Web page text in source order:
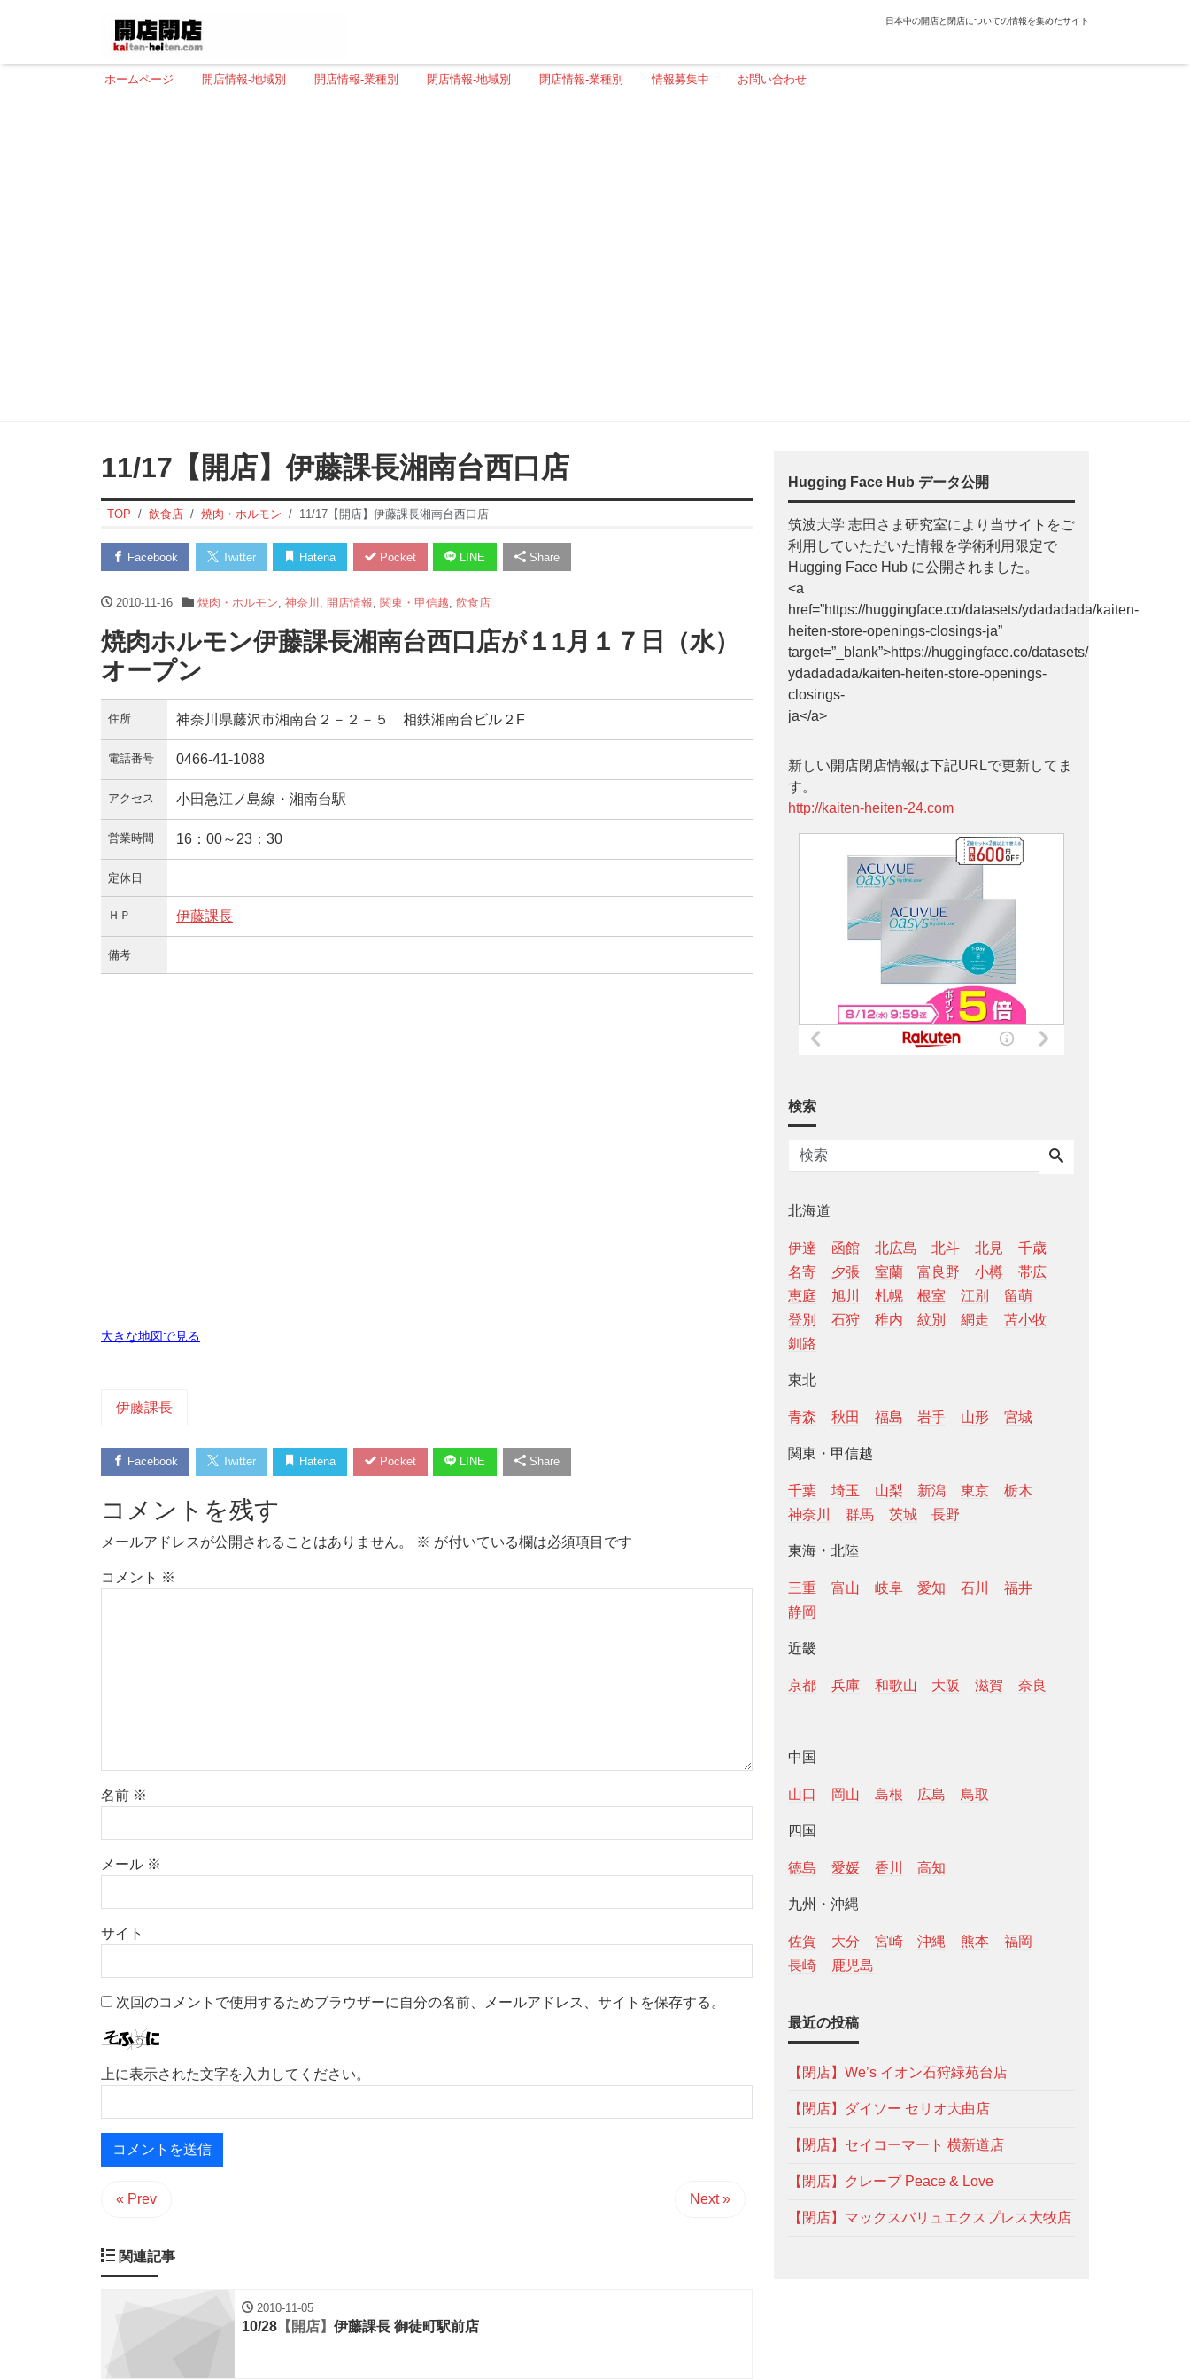
日本中の開店と閉店についての情報を集めたサイト
ホームページ 開店情報-地域別 開店情報-業種別 閉店情報-地域別 閉店情報-業種別 情報募集中 お問い合わせ
11/17【開店】伊藤課長湘南台西口店
TOP 飲食店 焼肉・ホルモン 11/17【開店】伊藤課長湘南台西口店
Facebook Twitter Hatena Pocket LINE Share
2010-11-16 焼肉・ホルモン 神奈川 開店情報 関東・甲信越 飲食店
焼肉ホルモン伊藤課長湘南台西口店が１1月１７日（水）
オープン
住所 神奈川県藤沢市湘南台２－２－５ 相鉄湘南台ビル２F
電話番号 0466-41-1088
アクセス 小田急江ノ島線・湘南台駅
営業時間 16：00～23：30
定休日
ＨＰ 伊藤課長
備考
大きな地図で見る
伊藤課長
Facebook Twitter Hatena Pocket LINE Share
コメントを残す
メールアドレスが公開されることはありません。 ※ が付いている欄は必須項目です
コメント ※
名前 ※
メール ※
サイト
次回のコメントで使用するためブラウザーに自分の名前、メールアドレス、サイトを保存する。
上に表示された文字を入力してください。
« Prev Next »
関連記事
2010-11-05
10/28 【開店】 伊藤課長 御徒町駅前店
Hugging Face Hub データ公開
筑波大学 志田さま研究室により当サイトをご
利用していただいた情報を学術利用限定で
Hugging Face Hub に公開されました。
<a
href=”https://huggingface.co/datasets/ydadadada/kaiten-
heiten-store-openings-closings-ja”
target=”_blank”>https://huggingface.co/datasets/
ydadadada/kaiten-heiten-store-openings-
closings-
ja</a>
新しい開店閉店情報は下記URLで更新してま
す。
http://kaiten-heiten-24.com
検索
北海道
伊達 函館 北広島 北斗 北見
千歳
名寄
夕張 室蘭 富良野 小樽
帯広
恵庭
旭川 札幌 根室 江別
留萌
登別
石狩 稚内 紋別 網走
苫小牧
釧路
東北
青森 秋田 福島 岩手 山形 宮城
関東・甲信越
千葉 埼玉 山梨 新潟 東京
栃木
神奈川
群馬 茨城 長野
東海・北陸
三重 富山 岐阜 愛知 石川
福井
静岡
近畿
京都 兵庫 和歌山 大阪 滋賀 奈良
中国
山口 岡山 島根 広島 鳥取
四国
徳島 愛媛 香川 高知
九州・沖縄
佐賀 大分 宮崎 沖縄 熊本
福岡
長崎
鹿児島
最近の投稿
【閉店】We’s イオン石狩緑苑台店
【閉店】ダイソー セリオ大曲店
【閉店】セイコーマート 横新道店
【閉店】クレープ Peace & Love
【閉店】マックスバリュエクスプレス大牧店